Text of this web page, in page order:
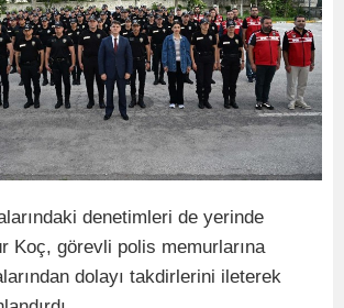
denetimleri de yerinde
Koç, görevli polis memurlarına
dolayı takdirlerini ileterek